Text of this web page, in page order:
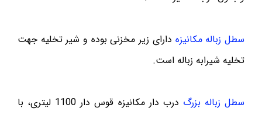
سطل زباله مکانیزه دارای زیر مخزنی بوده و شیر تخلیه جهت
تخلیه شیرابه زباله است.
سطل زباله بزرگ
درب دار مکانیزه قوس دار 1100 لیتری، با